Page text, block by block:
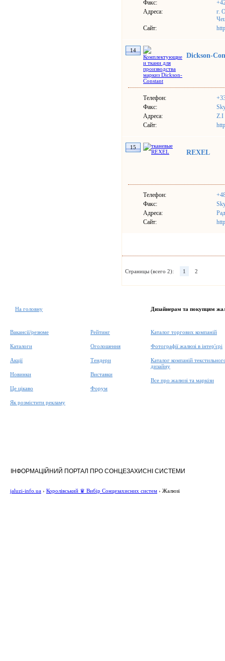
Факс:
Адреса:
г.
Сайт:
14
Dickson-
Телефон:
Факс:
Адреса:
Z.I
Сайт:
15
REXEL
Телефон:
Факс:
Адреса:
Сайт:
Страницы (всего 2): 1 2
На головну
Вакансії/резюме
Каталоги
Акції
Новинки
Це цікаво
Як розмістити рекламу
Рейтинг
Оголошення
Тендери
Виставки
Форум
Дизайнерам та покупцям
Каталог торгових компаній
Фотографії жалюзі в інтер'єрі
Каталог компаній
дизайну
Все про жалюзі та маркізи
ІНФОРМАЦІЙНИЙ ПОРТАЛ ПРО СОНЦЕЗАХИСНІ СИСТЕМИ
jaluzi-info.ua › Королівський ♛ Вибір Сонцезахисних систем › Жалюзі